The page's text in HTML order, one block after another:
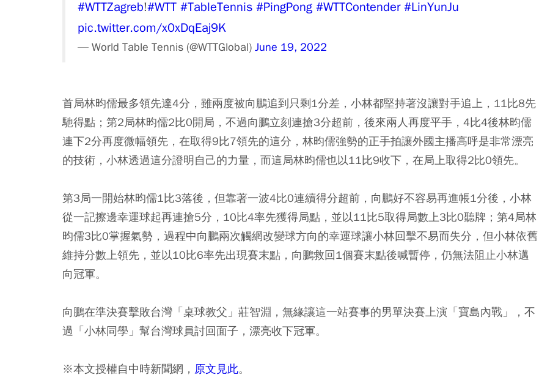
#WTTZagreb!#WTT #TableTennis #PingPong #WTTContender #LinYunJu
pic.twitter.com/x0xDqEaj9K
— World Table Tennis (@WTTGlobal) June 19, 2022
首局林昀儒最多領先達4分，雖兩度被向鵬追到只剩1分差，小林都堅持著沒讓對手追上，11比8先
馳得點；第2局林昀儒2比0開局，不過向鵬立刻連搶3分超前，後來兩人再度平手，4比4後林昀儒
連下2分再度微幅領先，在取得9比7領先的這分，林昀儒強勢的正手拍讓外國主播高呼是非常漂亮
的技術，小林透過這分證明自己的力量，而這局林昀儒也以11比9收下，在局上取得2比0領先。
第3局一開始林昀儒1比3落後，但靠著一波4比0連續得分超前，向鵬好不容易再進帳1分後，小林
從一記擦邊幸運球起再連搶5分，10比4率先獲得局點，並以11比5取得局數上3比0聽牌；第4局林
昀儒3比0掌握氣勢，過程中向鵬兩次觸網改變球方向的幸運球讓小林回擊不易而失分，但小林依舊
維持分數上領先，並以10比6率先出現賽末點，向鵬救回1個賽末點後喊暫停，仍無法阻止小林邁
向冠軍。
向鵬在準決賽擊敗台灣「桌球教父」莊智淵，無緣讓這一站賽事的男單決賽上演「寶島內戰」，不
過「小林同學」幫台灣球員討回面子，漂亮收下冠軍。
※本文授權自中時新聞網， 原文見此。